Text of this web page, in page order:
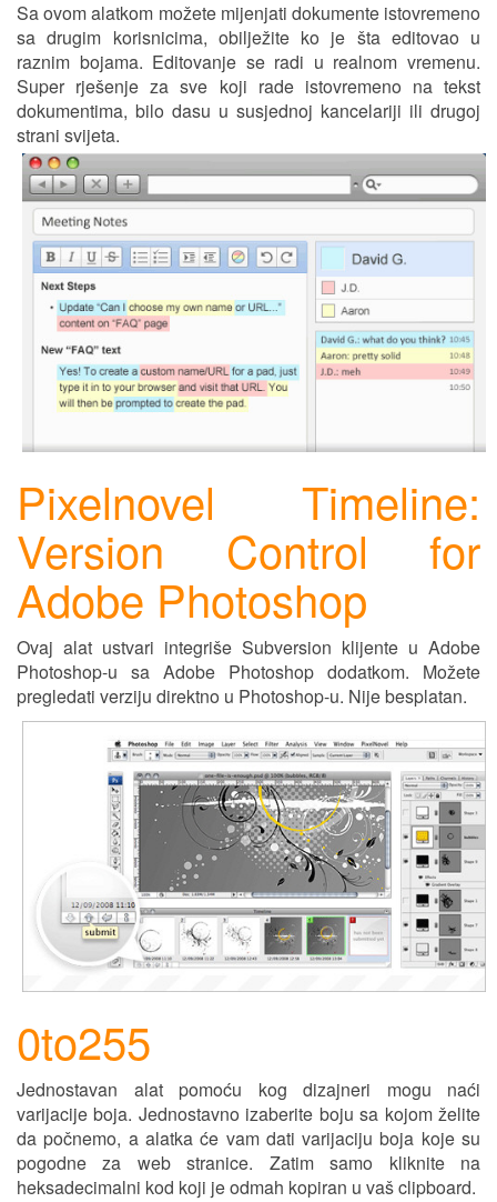
Sa ovom alatkom možete mijenjati dokumente istovremeno
sa drugim korisnicima, obilježite ko je šta editovao u
raznim bojama. Editovanje se radi u realnom vremenu.
Super rješenje za sve koji rade istovremeno na tekst
dokumentima, bilo dasu u susjednoj kancelariji ili drugoj
strani svijeta.
Pixelnovel Timeline:
Version Control for
Adobe Photoshop
Ovaj alat ustvari integriše Subversion klijente u Adobe
Photoshop-u sa Adobe Photoshop dodatkom. Možete
pregledati verziju direktno u Photoshop-u. Nije besplatan.
0to255
Jednostavan alat pomoću kog dizajneri mogu naći
varijacije boja. Jednostavno izaberite boju sa kojom želite
da počnemo, a alatka će vam dati varijaciju boja koje su
pogodne za web stranice. Zatim samo kliknite na
heksadecimalni kod koji je odmah kopiran u vaš clipboard.